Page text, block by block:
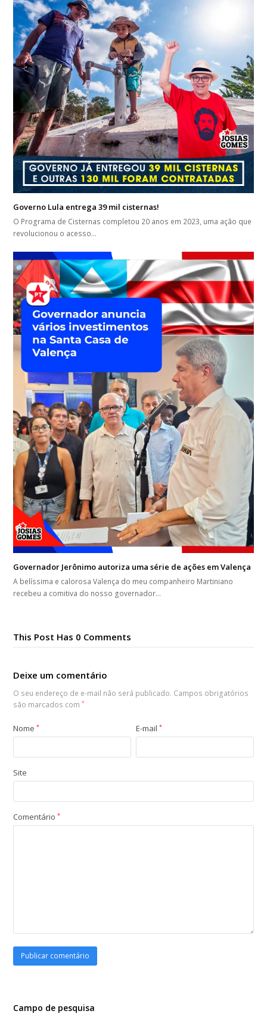
Governo Lula entrega 39 mil cisternas!
O Programa de Cisternas completou 20 anos em 2023, uma ação que
revolucionou o acesso…
Governador Jerônimo autoriza uma série de ações em Valença
A belíssima e calorosa Valença do meu companheiro Martiniano
recebeu a comitiva do nosso governador…
This Post Has 0 Comments
Deixe um comentário
O seu endereço de e-mail não será publicado. Campos obrigatórios
são marcados com*
Nome* E-mail*
Site
Comentário*
Campo de pesquisa